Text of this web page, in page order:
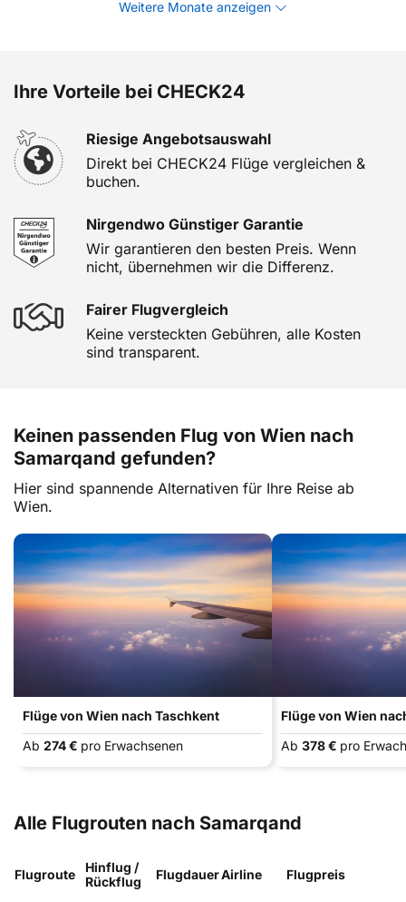
Weitere Monate anzeigen
Ihre Vorteile bei CHECK24
Riesige Angebotsauswahl
Direkt bei CHECK24 Flüge vergleichen &
buchen.
Nirgendwo Günstiger Garantie
Wir garantieren den besten Preis. Wenn
nicht, übernehmen wir die Differenz.
Fairer Flugvergleich
Keine versteckten Gebühren, alle Kosten
sind transparent.
Keinen passenden Flug von Wien nach
Samarqand gefunden?
Hier sind spannende Alternativen für Ihre Reise ab
Wien.
Flüge von Wien nach Taschkent
Ab 274 € pro Erwachsenen
Flüge von Wien
Ab 378 € pro
Alle Flugrouten nach Samarqand
Flugroute
Hinflug /
Rückflug
FlugdauerAirline Flugpreis